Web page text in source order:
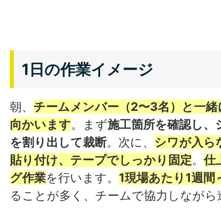
1日の作業イメージ
朝、 チームメンバー（2〜3名）と一
向かいます。まず施工箇所を確認し、
を割り出して裁断。次に、 シワが入ら
貼り付け、テープでしっかり固定。仕
グ作業を行います。 1現場あたり1週間
ることが多く、チームで協力しなが